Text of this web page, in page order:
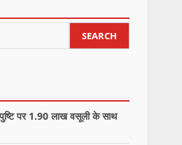
SEARCH
पर 1.90 लाख वसूली के साथ